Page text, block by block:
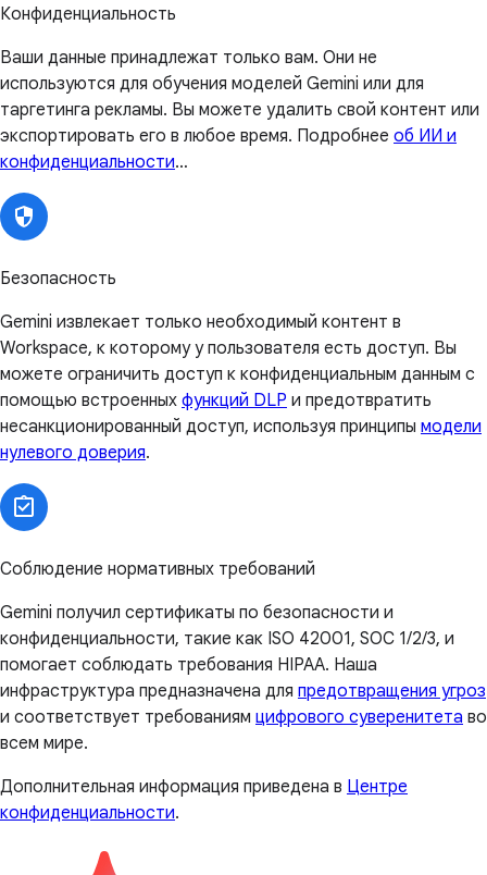
Конфиденциальность
Ваши данные принадлежат только вам. Они не
используются для обучения моделей Gemini или для
таргетинга рекламы. Вы можете удалить свой контент или
экспортировать его в любое время. Подробнее об ИИ и
конфиденциальности…
Безопасность
Gemini извлекает только необходимый контент в
Workspace, к которому у пользователя есть доступ. Вы
можете ограничить доступ к конфиденциальным данным с
помощью встроенных функций DLP и предотвратить
несанкционированный доступ, используя принципы модели
нулевого доверия.
Соблюдение нормативных требований
Gemini получил сертификаты по безопасности и
конфиденциальности, такие как ISO 42001, SOC 1/2/3, и
помогает соблюдать требования HIPAA. Наша
инфраструктура предназначена для предотвращения угроз
и соответствует требованиям цифрового суверенитета во
всем мире.
Дополнительная информация приведена в Центре
конфиденциальности.